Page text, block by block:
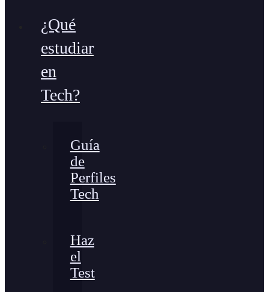
¿Qué
estudiar
en
Tech?
Guía
de
Perfiles
Tech
Haz
el
Test